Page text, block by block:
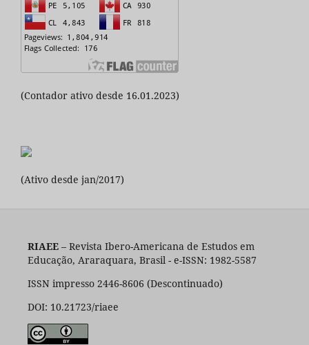
(Contador ativo desde 16.01.2023)
(Ativo desde jan/2017)
RIAEE– Revista Ibero-Americana de Estudos em
Educação, Araraquara, Brasil - e-ISSN: 1982-5587
ISSN impresso 2446-8606 (Descontinuado)
DOI: 10.21723/riaee